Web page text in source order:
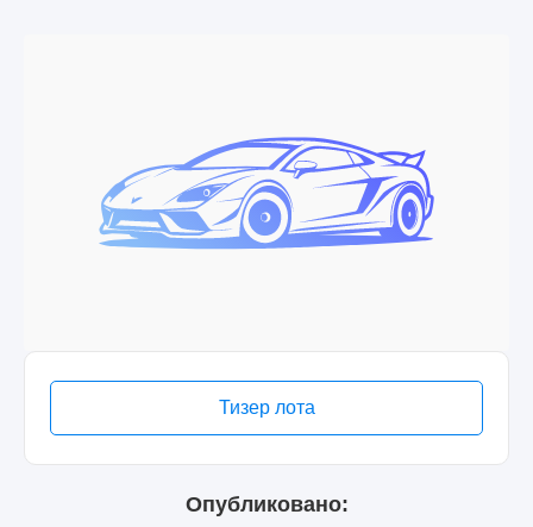
Тизер лота
Опубликовано: